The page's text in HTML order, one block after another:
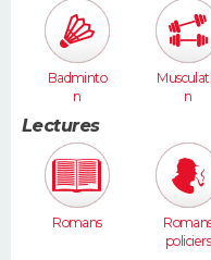
Badminto
n
n
Lectures
Romans
policiers